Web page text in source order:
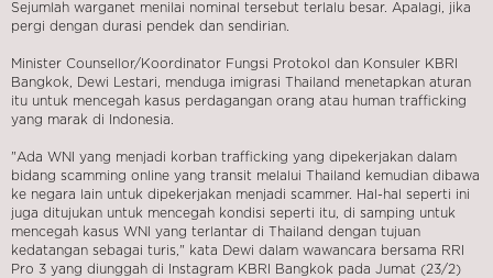
Sejumlah warganet menilai nominal tersebut terlalu besar. Apalagi, jika
pergi dengan durasi pendek dan sendirian.
Minister Counsellor/Koordinator Fungsi Protokol dan Konsuler KBRI
Bangkok, Dewi Lestari, menduga imigrasi Thailand menetapkan aturan
itu untuk mencegah kasus perdagangan orang atau human trafficking
yang marak di Indonesia.
"Ada WNI yang menjadi korban trafficking yang dipekerjakan dalam
bidang scamming online yang transit melalui Thailand kemudian dibawa
ke negara lain untuk dipekerjakan menjadi scammer. Hal-hal seperti ini
juga ditujukan untuk mencegah kondisi seperti itu, di samping untuk
mencegah kasus WNI yang terlantar di Thailand dengan tujuan
kedatangan sebagai turis," kata Dewi dalam wawancara bersama RRI
Pro 3 yang diunggah di Instagram KBRI Bangkok pada Jumat (23/2)